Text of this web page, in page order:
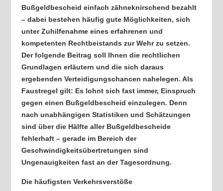
Bußgeldbescheid einfach zähneknirschend bezahlt
– dabei bestehen häufig gute Möglichkeiten, sich
unter Zuhilfenahme eines erfahrenen und
kompetenten Rechtbeistands zur Wehr zu setzen.
Der folgende Beitrag soll Ihnen die rechtlichen
Grundlagen erläutern und die sich daraus
ergebenden Verteidigungschancen nahelegen. Als
Faustregel gilt: Es lohnt sich fast immer, Einspruch
gegen einen Bußgeldbescheid einzulegen. Denn
nach unabhängigen Statistiken und Schätzungen
sind über die Hälfte aller Bußgeldbescheide
fehlerhaft – gerade im Bereich der
Geschwindigkeitsübertretungen sind
Ungenauigkeiten fast an der Tagesordnung.
Die häufigsten Verkehrsverstöße